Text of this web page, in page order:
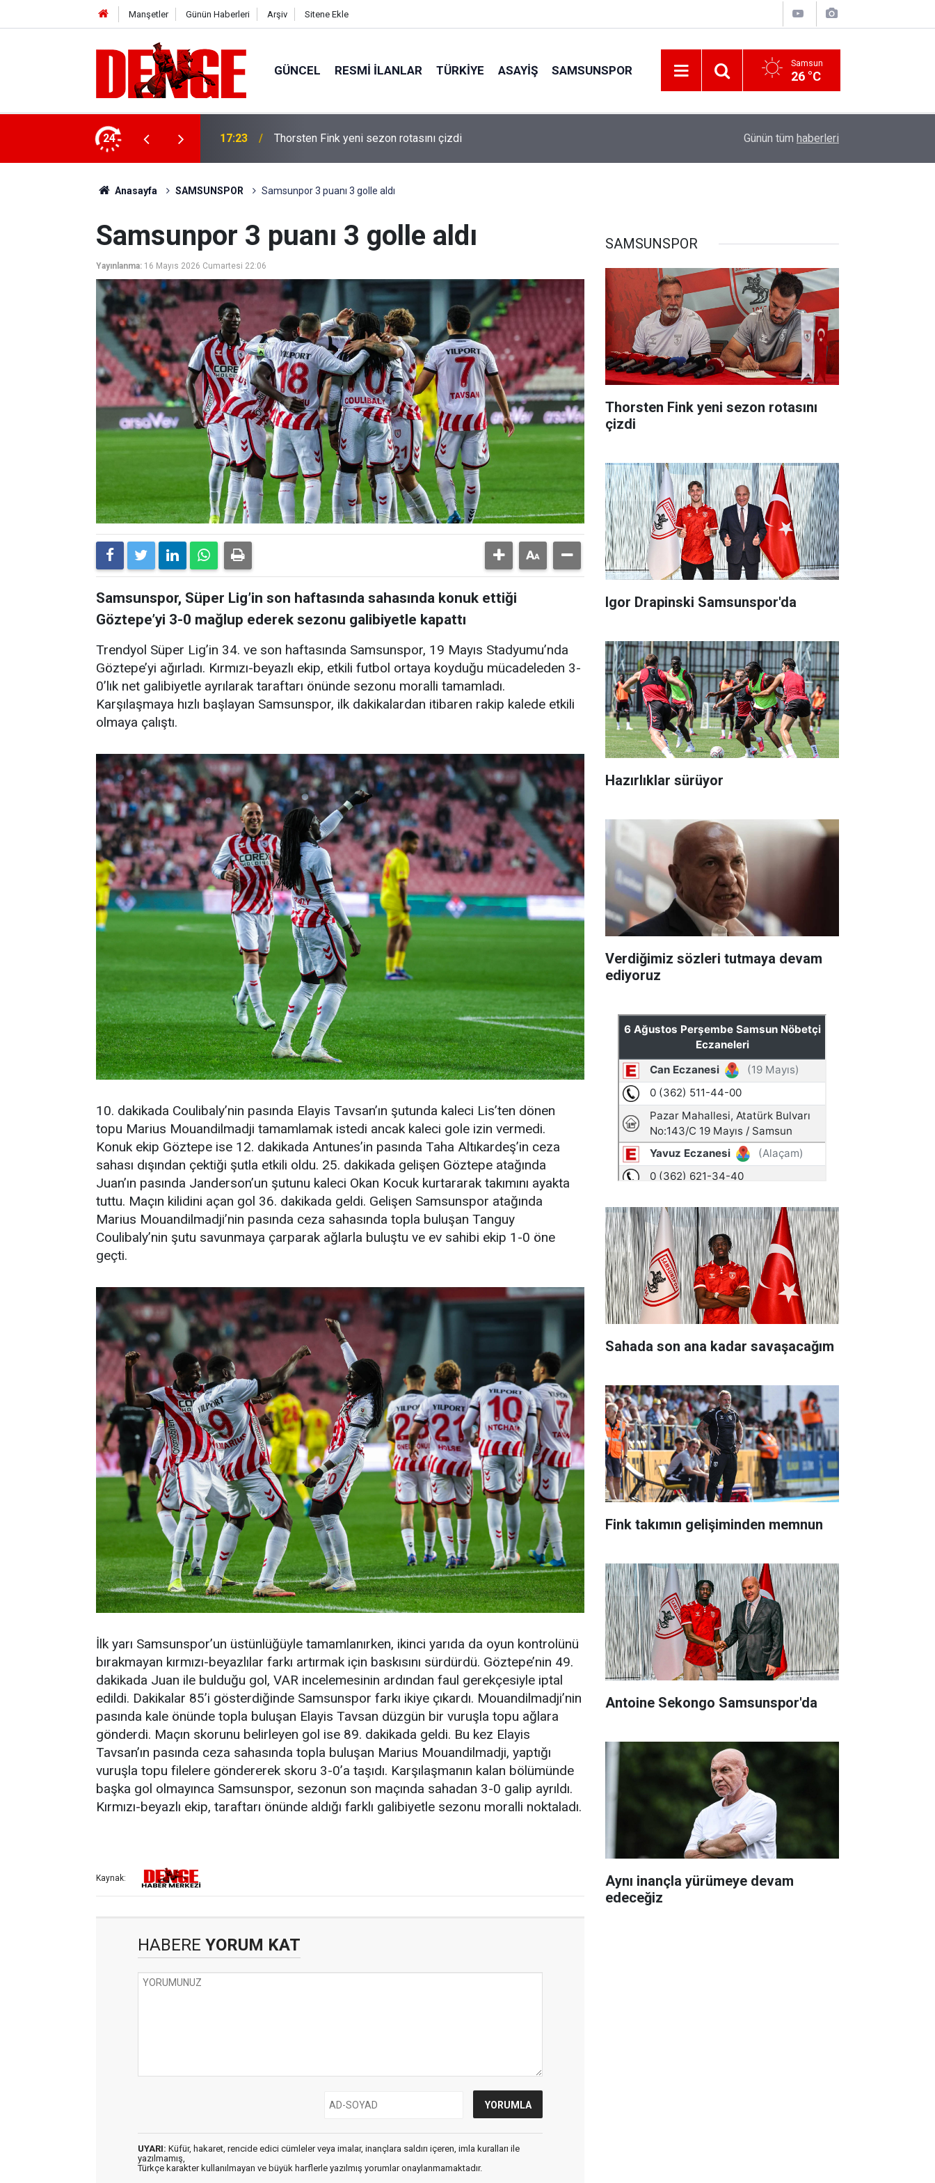
Manşetler Günün Haberleri Arşiv Sitene Ekle
GÜNCEL RESMI İLANLAR TÜRKİYE ASAYİŞ SAMSUNSPOR Samsun
26 °C
24 17:23 Thorsten Fink yeni sezon rotasını çizdi Vatandaşlar evlerinden danışmanlık hizmeti
Günün tüm haberleri
Anasayfa SAMSUNSPOR Samsunpor 3 puanı 3 golle aldı
Samsunpor 3 puanı 3 golle aldı
Yayınlanma: 16 Mayıs 2026 Cumartesi 22:06
Samsunspor, Süper Lig’in son haftasında sahasında konuk ettiği
Göztepe’yi 3-0 mağlup ederek sezonu galibiyetle kapattı
Trendyol Süper Lig’in 34. ve son haftasında Samsunspor, 19 Mayıs Stadyumu’nda
Göztepe’yi ağırladı. Kırmızı-beyazlı ekip, etkili futbol ortaya koyduğu mücadeleden 3-
0’lık net galibiyetle ayrılarak taraftarı önünde sezonu moralli tamamladı.
Karşılaşmaya hızlı başlayan Samsunspor, ilk dakikalardan itibaren rakip kalede etkili
olmaya çalıştı.
10. dakikada Coulibaly’nin pasında Elayis Tavsan’ın şutunda kaleci Lis’ten dönen
topu Marius Mouandilmadji tamamlamak istedi ancak kaleci gole izin vermedi.
Konuk ekip Göztepe ise 12. dakikada Antunes’in pasında Taha Altıkardeş’in ceza
sahası dışından çektiği şutla etkili oldu. 25. dakikada gelişen Göztepe atağında
Juan’ın pasında Janderson’un şutunu kaleci Okan Kocuk kurtararak takımını ayakta
tuttu. Maçın kilidini açan gol 36. dakikada geldi. Gelişen Samsunspor atağında
Marius Mouandilmadji’nin pasında ceza sahasında topla buluşan Tanguy
Coulibaly’nin şutu savunmaya çarparak ağlarla buluştu ve ev sahibi ekip 1-0 öne
geçti.
İlk yarı Samsunspor’un üstünlüğüyle tamamlanırken, ikinci yarıda da oyun kontrolünü
bırakmayan kırmızı-beyazlılar farkı artırmak için baskısını sürdürdü. Göztepe’nin 49.
dakikada Juan ile bulduğu gol, VAR incelemesinin ardından faul gerekçesiyle iptal
edildi. Dakikalar 85’i gösterdiğinde Samsunspor farkı ikiye çıkardı. Mouandilmadji’nin
pasında kale önünde topla buluşan Elayis Tavsan düzgün bir vuruşla topu ağlara
gönderdi. Maçın skorunu belirleyen gol ise 89. dakikada geldi. Bu kez Elayis
Tavsan’ın pasında ceza sahasında topla buluşan Marius Mouandilmadji, yaptığı
vuruşla topu filelere göndererek skoru 3-0’a taşıdı. Karşılaşmanın kalan bölümünde
başka gol olmayınca Samsunspor, sezonun son maçında sahadan 3-0 galip ayrıldı.
Kırmızı-beyazlı ekip, taraftarı önünde aldığı farklı galibiyetle sezonu moralli noktaladı.
Kaynak:
HABERE YORUM KAT
UYARI: Küfür, hakaret, rencide edici cümleler veya imalar, inançlara saldırı içeren, imla kuralları ile
yazılmamış,
Türkçe karakter kullanılmayan ve büyük harflerle yazılmış yorumlar onaylanmamaktadır.
SAMSUNSPOR
Thorsten Fink yeni sezon rotasını
çizdi
Igor Drapinski Samsunspor'da
Hazırlıklar sürüyor
Verdiğimiz sözleri tutmaya devam
ediyoruz
Sahada son ana kadar savaşacağım
Fink takımın gelişiminden memnun
Antoine Sekongo Samsunspor'da
Aynı inançla yürümeye devam
edeceğiz